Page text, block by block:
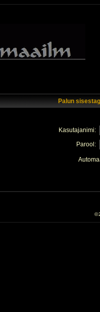
Palun
Kasutajanimi:
Parool:
©